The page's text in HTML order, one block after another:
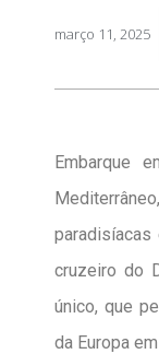
março 11, 2025
Embarque
cruzeiro do
único, que
da Europa